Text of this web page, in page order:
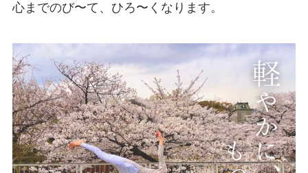
心までのび〜て、ひろ〜くなります。